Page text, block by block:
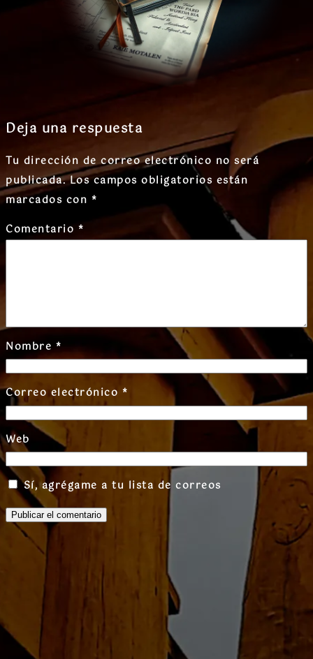
Deja una respuesta
Tu dirección de correo electrónico no será
publicada. Los campos obligatorios están
marcados con *
Comentario *
Nombre*
Correo electrónico *
Web
Sí, agrégame a tu lista de correos